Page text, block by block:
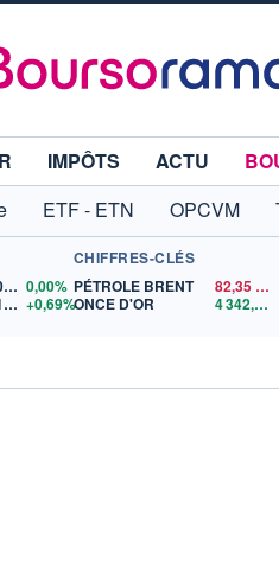
IMPÔTS ACTU
ETF - ETN OPCVM
65 606,71 0,00%
26 319,45 +0,69%
CHIFFRES-CLÉS
PÉTROLE BRENT
82,35$US
ONCE D'OR
4 342,26